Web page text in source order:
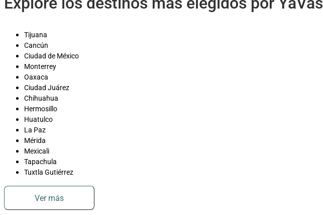
Tijuana
Cancún
Ciudad de México
Monterrey
Oaxaca
Ciudad Juárez
Chihuahua
Hermosillo
Huatulco
La Paz
Mérida
Mexicali
Tapachula
Tuxtla Gutiérrez
Ver más